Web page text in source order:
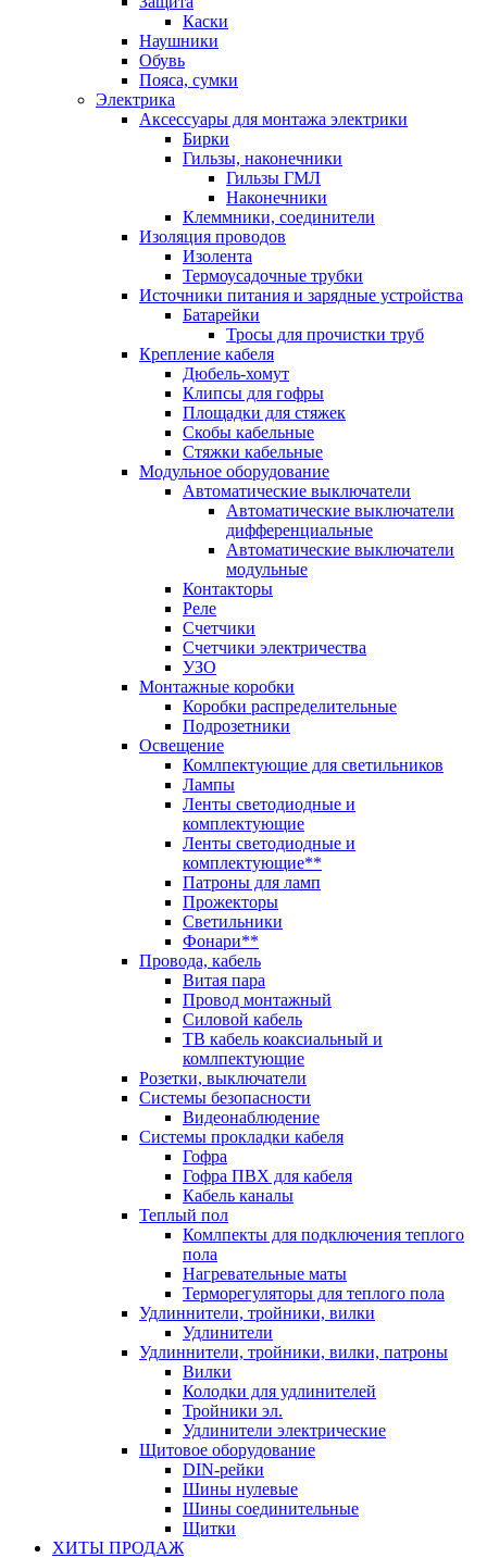
Каски
Наушники
Обувь
Пояса, сумки
Электрика
Аксессуары для монтажа электрики
Бирки
Гильзы, наконечники
Гильзы ГМЛ
Наконечники
Клеммники, соединители
Изоляция проводов
Изолента
Термоусадочные трубки
Источники питания и зарядные устройства
Батарейки
Тросы для прочистки труб
Крепление кабеля
Дюбель-хомут
Клипсы для гофры
Площадки для стяжек
Скобы кабельные
Стяжки кабельные
Модульное оборудование
Автоматические выключатели
Автоматические выключатели
дифференциальные
Автоматические выключатели
модульные
Контакторы
Реле
Счетчики
Счетчики электричества
УЗО
Монтажные коробки
Коробки распределительные
Подрозетники
Освещение
Комлпектующие для светильников
Лампы
Ленты светодиодные и
комплектующие
Ленты светодиодные и
комплектующие**
Патроны для ламп
Прожекторы
Светильники
Фонари**
Провода, кабель
Витая пара
Провод монтажный
Силовой кабель
ТВ кабель коаксиальный и
комлпектующие
Розетки, выключатели
Системы безопасности
Видеонаблюдение
Системы прокладки кабеля
Гофра
Гофра ПВХ для кабеля
Кабель каналы
Теплый пол
Комлпекты для подключения теплого
пола
Нагревательные маты
Терморегуляторы для теплого пола
Удлиннители, тройники, вилки
Удлинители
Удлиннители, тройники, вилки, патроны
Вилки
Колодки для удлинителей
Тройники эл.
Удлинители электрические
Щитовое оборудование
DIN-рейки
Шины нулевые
Шины соединительные
Щитки
ХИТЫ ПРОДАЖ